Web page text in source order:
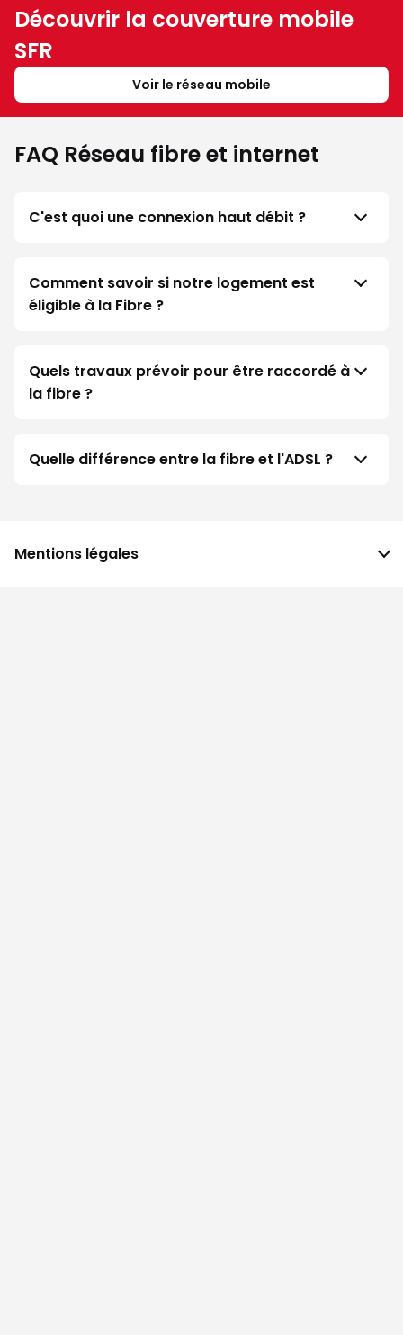
Découvrir la couverture mobile
SFR
Voir le réseau mobile
FAQ Réseau fibre et internet
C'est quoi une connexion haut débit ?
Comment savoir si notre logement est
éligible à la Fibre ?
Quels travaux prévoir pour être raccordé à
la fibre ?
Quelle différence entre la fibre et l'ADSL ?
Mentions légales